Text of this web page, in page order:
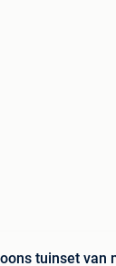
tuinset van